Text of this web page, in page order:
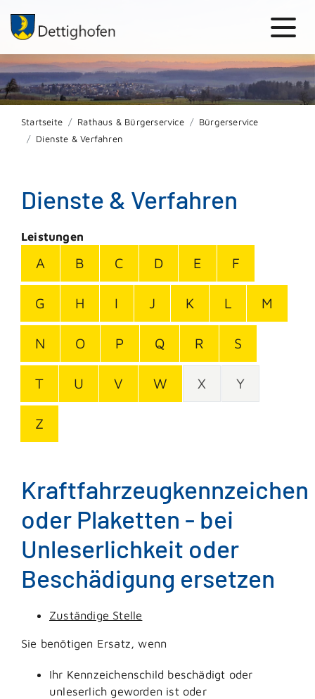
Startseite Rathaus & Bürgerservice
Bürgerservice
Dienste & Verfahren
Dienste & Verfahren
Leistungen
A B C D E F
G H I J K L M
N O P Q R S
T U V W X Y
Z
Kraftfahrzeugkennzeichen
oder Plaketten - bei
Unleserlichkeit oder
Beschädigung ersetzen
Zuständige Stelle
Sie benötigen Ersatz, wenn
Ihr Kennzeichenschild beschädigt oder
unleserlich geworden ist oder